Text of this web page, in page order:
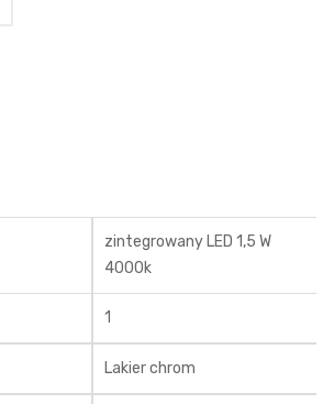
zintegrowany LED 1,5 W
4000k
1
Lakier chrom